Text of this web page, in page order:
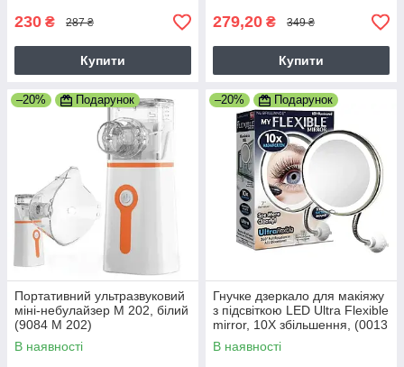
230 ₴ 287 ₴
Купити
279,20 ₴ 349 ₴
Купити
–20% Подарунок
Портативний ультразвуковий
міні-небулайзер M 202, білий
(9084 M 202)
В наявності
–20% Подарунок
Гнучке дзеркало для макіяжу
з підсвіткою LED Ultra Flexible
mirror, 10X збільшення, (0013
ZER 10X HH 077)
В наявності